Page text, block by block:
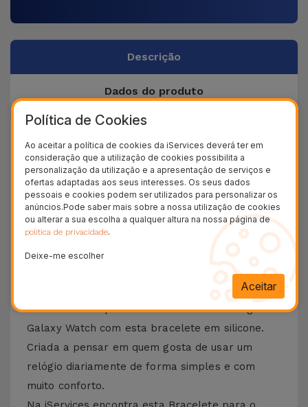
Descrição
Dados do produto
Clientes satisfeitos
Garantia Duradoura
36 Meses
Entrega Grátis
24H
Conheça a Bracelete Samsung
Dê um novo toque de estilo ao seu Samsung
Galaxy Watch com esta bracelete em silicone.
Criada a pensar em quem gosta de usar um
relógio diariamente de forma simples e com
muito conforto.
Política de Cookies
Ao aceitar a política de cookies da iServices deverá ter em
consideração que a utilização de cookies possibilita a
personalização da utilização e a apresentação de serviços e
ofertas adaptadas aos seus interesses. Os seus dados
pessoais e cookies podem ser utilizados para personalizar os
anúncios.Pode saber mais sobre a nossa utilização de cookies
ou alterar a sua escolha a qualquer altura na nossa página de
política de privacidade.
Deixe-me escolher
Aceitar